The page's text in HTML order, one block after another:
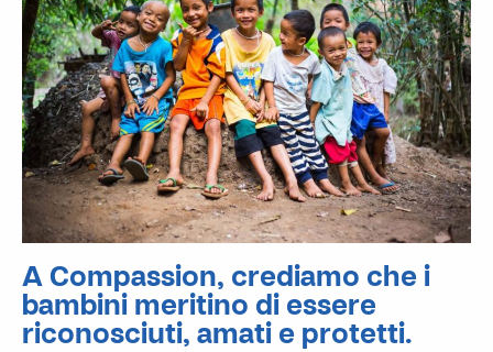
A Compassion, crediamo che i
bambini meritino di essere
riconosciuti, amati e protetti.